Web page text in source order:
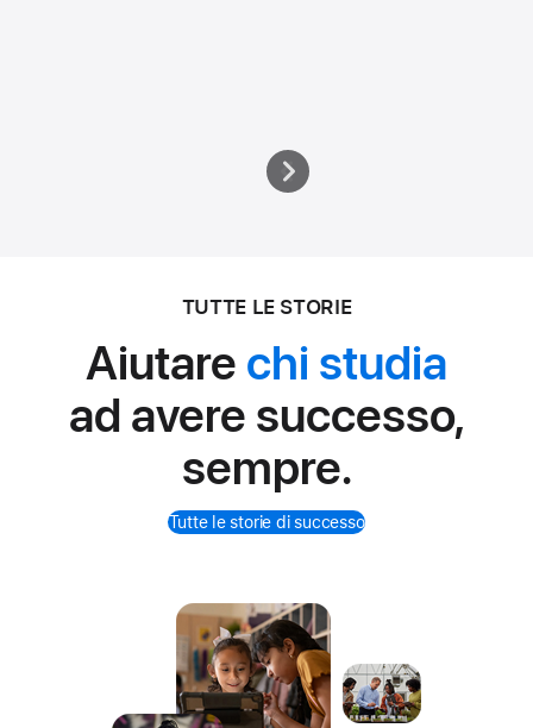
TUTTE LE STORIE
Aiutare chi studia
ad avere successo,
sempre.
Tutte le storie di successo